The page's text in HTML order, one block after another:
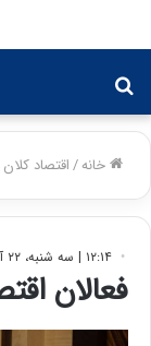
برای
خانه/اقتصاد کلان
۱۲:۱۴ | سه شنبه، ۲۲ آبان ۱۳۹۷
فعالان